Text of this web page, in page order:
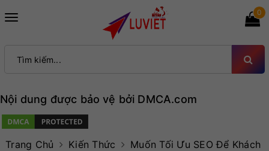
Toggle
0
Nội dung được bảo vệ bởi DMCA.com
Trang Chủ Kiến Thức
Muốn Tối Ưu SEO Để Khách